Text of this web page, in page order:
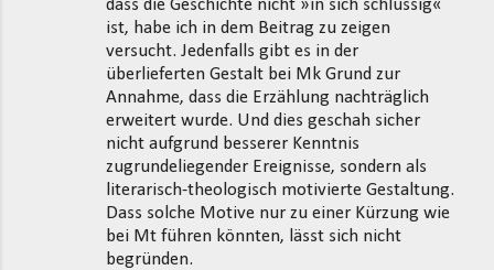
dass die Geschichte nicht »in sich schlüssig«
ist, habe ich in dem Beitrag zu zeigen
versucht. Jedenfalls gibt es in der
überlieferten Gestalt bei Mk Grund zur
Annahme, dass die Erzählung nachträglich
erweitert wurde. Und dies geschah sicher
nicht aufgrund besserer Kenntnis
zugrundeliegender Ereignisse, sondern als
literarisch-theologisch motivierte Gestaltung.
Dass solche Motive nur zu einer Kürzung wie
bei Mt führen könnten, lässt sich nicht
begründen.